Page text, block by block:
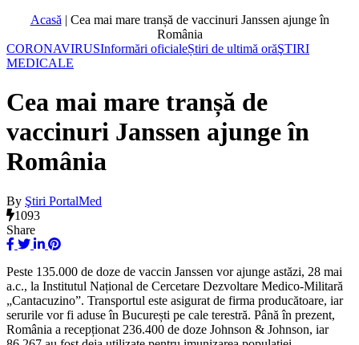
Acasă | Cea mai mare tranșă de vaccinuri Janssen ajunge în
România
CORONAVIRUSInformări oficialeȘtiri de ultimă orăŞTIRI
MEDICALE
Cea mai mare tranșă de
vaccinuri Janssen ajunge în
România
By Ştiri PortalMed
1093
Share
Peste 135.000 de doze de vaccin Janssen vor ajunge astăzi, 28 mai
a.c., la Institutul Național de Cercetare Dezvoltare Medico-Militară
„Cantacuzino”. Transportul este asigurat de firma producătoare, iar
serurile vor fi aduse în București pe cale terestră. Până în prezent,
România a recepționat 236.400 de doze Johnson & Johnson, iar